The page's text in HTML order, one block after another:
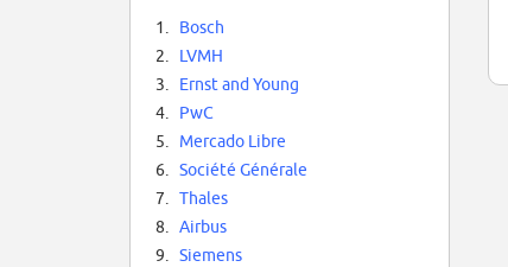
1.
Bosch
2.
LVMH
3.
Ernst and Young
4.
PwC
5.
Mercado Libre
6.
Société Générale
7.
Thales
8.
Airbus
9.
Siemens